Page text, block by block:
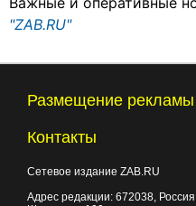
"ZAB.RU"
Размещение рекламы
Контакты
Сетевое издание ZAB.RU
Адрес редакции: 672038,